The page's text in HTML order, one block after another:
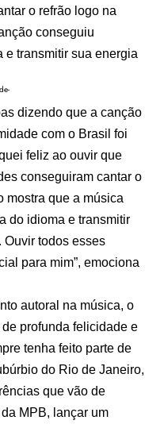
o refrão logo na
conseguiu
e transmitir sua energia
dizendo que a canção
com o Brasil foi
feliz ao ouvir que
conseguiram cantar o
mostra que a música
do idioma e transmitir
Ouvir todos esses
para mim”, emociona
autoral na música, o
profunda felicidade e
tenha feito parte de
do Rio de Janeiro,
que vão de
MPB, lançar um